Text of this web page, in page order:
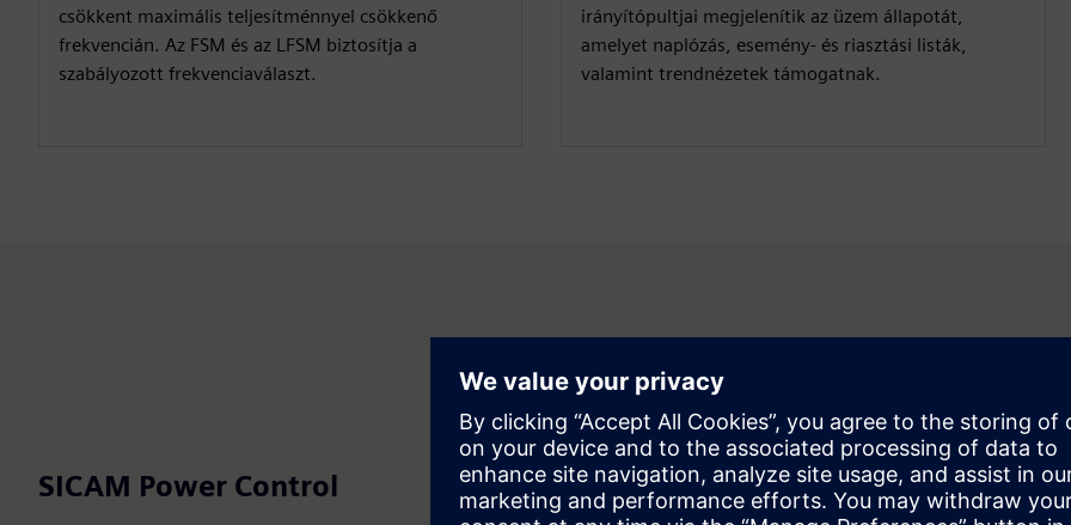
csökkent maximális teljesítménnyel csökkenő
frekvencián. Az FSM és az LFSM biztosítja a
szabályozott frekvenciaválaszt.
irányítópultjai megjelenítik az üzem állapotát,
amelyet naplózás, esemény- és riasztási listák,
valamint trendnézetek támogatnak.
SICAM Power Control